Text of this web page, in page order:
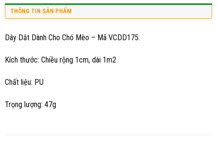
THÔNG TIN SẢN PHẨM
Dây Dắt Dành Cho Chó Mèo – Mã VCDD175:
Kích thước: Chiều rộng 1cm, dài 1m2
Chất liệu: PU
Trọng lượng: 47g